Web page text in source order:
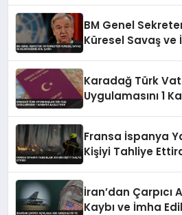
BM Genel
Küresel Savaş ve
Karadağ Türk
Uygulamasını 1
Fransa İspanya
Kişiyi Tahliye
İran’dan Çarpıcı
Kaybı ve İmha